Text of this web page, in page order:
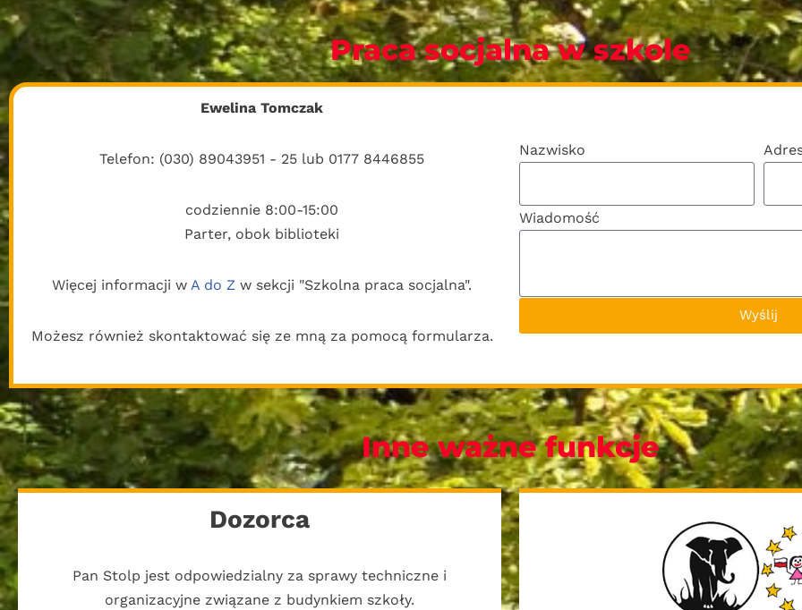
Praca socjalna w szkole
Ewelina Tomczak
Telefon: (030) 89043951 - 25 lub 0177 8446855
codziennie 8:00-15:00
Parter, obok biblioteki
Więcej informacji w A do Z w sekcji "Szkolna praca socjalna".
Możesz również skontaktować się ze mną za pomocą formularza.
Nazwisko
Wiadomość
Wyślij
Inne ważne funkcje
Dozorca
Pan Stolp jest odpowiedzialny za sprawy techniczne i
organizacyjne związane z budynkiem szkoły.